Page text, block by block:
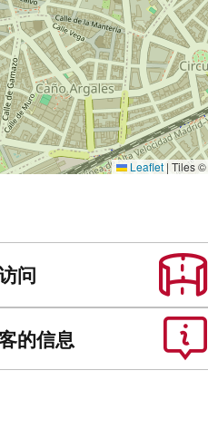
Leaflet | Tiles ©
问
的信息